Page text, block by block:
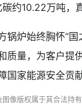
约10.22万吨，
锅炉始终胸怀“
质量，为客户提
国家能源安全贡献
像版权属于其合法持